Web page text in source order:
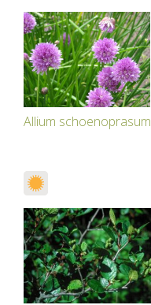
Allium schoenoprasum